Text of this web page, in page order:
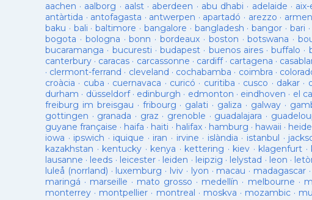
aachen · aalborg · aalst· aberdeen · abu dhabi · adelaide ·
antàrtida · antofagasta · antwerpen · apartadó · arezzo ·
baku · bali ·baltimore · bangalore · bangladesh ·bangor · bari ·
bogota · bologna ·bonn ·bordeaux · boston ·botswana ·
bucaramanga · bucuresti · budapest · buenos aires·buffalo ·
canterbury · caracas · carcassonne · cardiff· cartagena ·
· clermont-ferrand · cleveland · cochabamba · coimbra ·
croàcia · cuba · cuernavaca · curicó · curitiba · cusco · dakar ·
durham · düsseldorf· edinburgh · edmonton · eindhoven · el
freiburg im breisgau · fribourg · galati · galiza · galway·
gottingen · granada · graz · grenoble · guadalajara ·
guyane française · haifa · haiti · halifax· hamburg · hawaii ·
iowa · ipswich · iquique · iran · irvine · islàndia · istanbul ·
kazakhstan · kentucky · kenya · kettering · kiev · klagenfurt ·
lausanne · leeds · leicester· leiden · leipzig · lelystad · leon ·
luleå (norrland) · luxemburg · lviv · lyon · macau · madagascar ·
maringá · marseille · mato grosso · medellín · melbourne ·
monterrey · montpellier · montreal · moskva · mozambic ·